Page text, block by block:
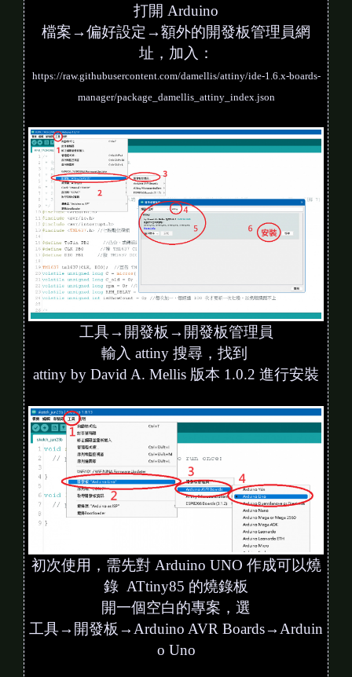
打開 Arduino
檔案→偏好設定→額外的開發板管理員網
址，加入：
https://raw.githubusercontent.com/damellis/attiny/ide-1.6.x-boards-
manager/package_damellis_attiny_index.json
工具→開發板→開發板管理員
輸入 attiny 搜尋，找到
attiny by David A. Mellis 版本 1.0.2 進行安裝
初次使用，需先對 Arduino UNO 作成可以燒
錄 ATtiny85 的燒錄板
開一個空白的專案，選
工具→開發板→Arduino AVR Boards→Arduin
o Uno